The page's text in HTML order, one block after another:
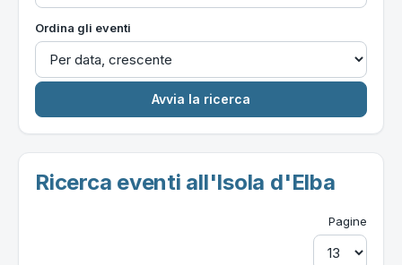
Ordina gli eventi
Ricerca eventi all'Isola d'Elba
Pagine